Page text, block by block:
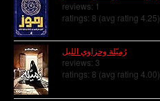
reviews: 1
ratings: 8 (avg rating 4.25)
رُميّلة وحزاوي الليل
reviews: 3
ratings: 8 (avg rating 4.00)